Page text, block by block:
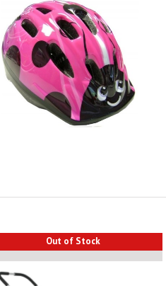
Out of Stock